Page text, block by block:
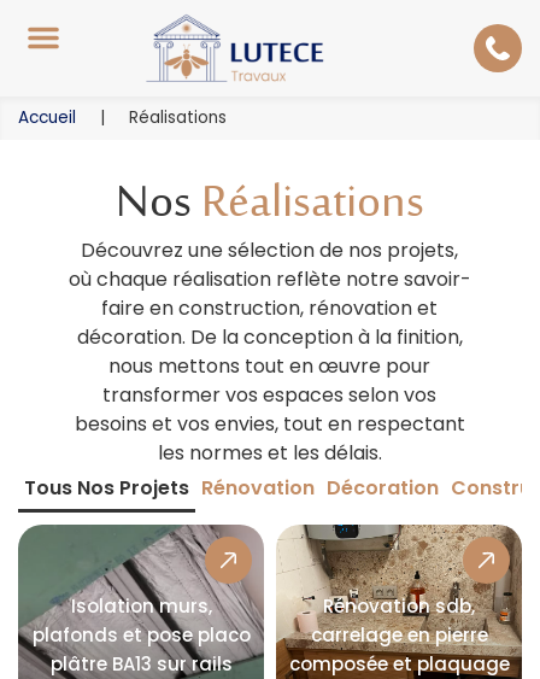
Accueil | Réalisations
NosRéalisations
Découvrez une sélection de nos projets,
où chaque réalisation reflète notre savoir-
faire en construction, rénovation et
décoration. De la conception à la finition,
nous mettons tout en œuvre pour
transformer vos espaces selon vos
besoins et vos envies, tout en respectant
les normes et les délais.
Tous Nos Projets Rénovation Décoration
Isolation murs,
plafonds et pose placo
plâtre BA13 sur rails
Rénovation sdb,
carrelage en pierre
composée et plaquage